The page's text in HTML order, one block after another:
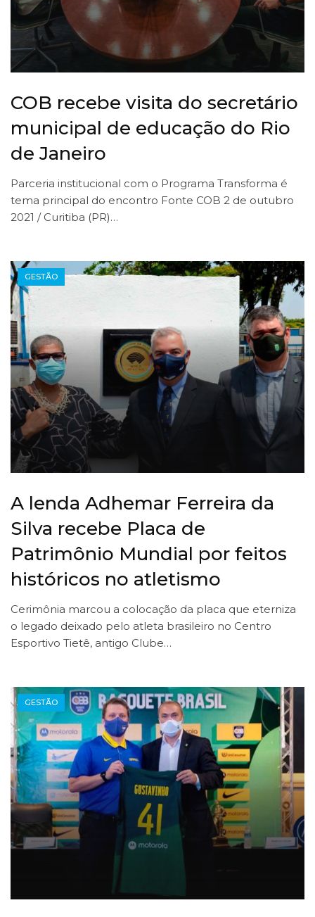
COB recebe visita do secretário
municipal de educação do Rio
de Janeiro
Parceria institucional com o Programa Transforma é
tema principal do encontro Fonte COB 2 de outubro
2021 / Curitiba (PR)…
GESTÃO
A lenda Adhemar Ferreira da
Silva recebe Placa de
Patrimônio Mundial por feitos
históricos no atletismo
Cerimônia marcou a colocação da placa que eterniza
o legado deixado pelo atleta brasileiro no Centro
Esportivo Tietê, antigo Clube…
GESTÃO